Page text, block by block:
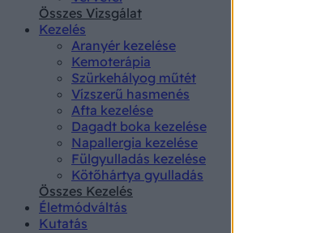
Összes Vizsgálat
Kezelés
Aranyér kezelése
Kemoterápia
Szürkehályog műtét
Vízszerű hasmenés
Afta kezelése
Dagadt boka kezelése
Napallergia kezelése
Fülgyulladás kezelése
Kötőhártya gyulladás
Összes Kezelés
Életmódváltás
Kutatás